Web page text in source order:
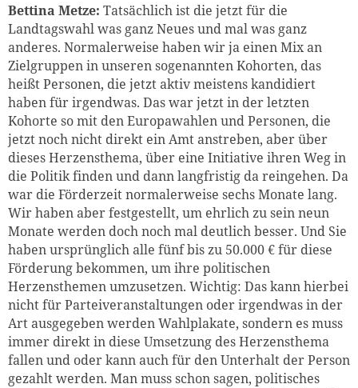
Bettina Metze: Tatsächlich ist die jetzt für die
Landtagswahl was ganz Neues und mal was ganz
anderes. Normalerweise haben wir ja einen Mix an
Zielgruppen in unseren sogenannten Kohorten, das
heißt Personen, die jetzt aktiv meistens kandidiert
haben für irgendwas. Das war jetzt in der letzten
Kohorte so mit den Europawahlen und Personen, die
jetzt noch nicht direkt ein Amt anstreben, aber über
dieses Herzensthema, über eine Initiative ihren Weg in
die Politik finden und dann langfristig da reingehen. Da
war die Förderzeit normalerweise sechs Monate lang.
Wir haben aber festgestellt, um ehrlich zu sein neun
Monate werden doch noch mal deutlich besser. Und Sie
haben ursprünglich alle fünf bis zu 50.000 € für diese
Förderung bekommen, um ihre politischen
Herzensthemen umzusetzen. Wichtig: Das kann hierbei
nicht für Parteiveranstaltungen oder irgendwas in der
Art ausgegeben werden Wahlplakate, sondern es muss
immer direkt in diese Umsetzung des Herzensthema
fallen und oder kann auch für den Unterhalt der Person
gezahlt werden. Man muss schon sagen, politisches